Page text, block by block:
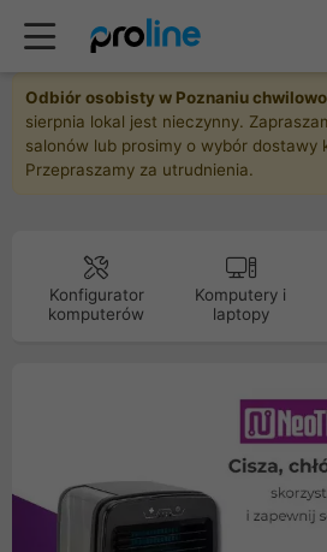
Odbiór osobisty w Poznaniu
sierpnia lokal jest nieczynny.
salonów lub prosimy o wybór dostawy
Przepraszamy za utrudnienia.
Konfigurator
komputerów
Komputery i
laptopy